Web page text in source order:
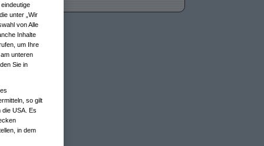
unter „Wir
von Alle
Inhalte
um Ihre
unteren
Sie in
so gilt
die USA. Es
in dem